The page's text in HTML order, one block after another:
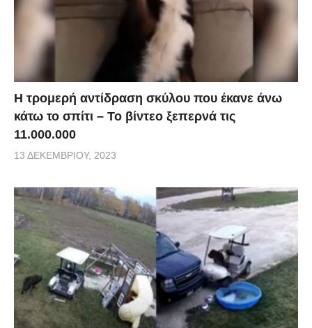
Η τρομερή αντίδραση σκύλου που έκανε άνω
κάτω το σπίτι – Το βίντεο ξεπερνά τις
11.000.000
13 ΔΕΚΕΜΒΡΊΟΥ, 2023